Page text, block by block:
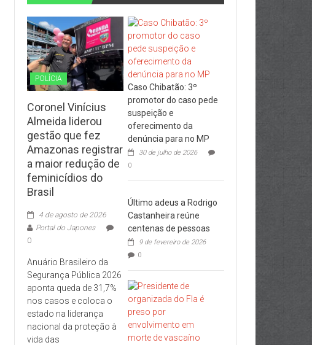
POLÍCIA
Coronel Vinícius
Almeida liderou
gestão que fez
Amazonas registrar
a maior redução de
feminicídios do
Brasil
4 de agosto de 2026
Portal do Japones
0
Anuário Brasileiro da
Segurança Pública 2026
aponta queda de 31,7%
nos casos e coloca o
estado na liderança
nacional da proteção à
vida das
Caso Chibatão: 3º
promotor do caso pede
suspeição e
oferecimento da
denúncia para no MP
30 de julho de 2026
0
Último adeus a Rodrigo
Castanheira reúne
centenas de pessoas
9 de fevereiro de 2026
0